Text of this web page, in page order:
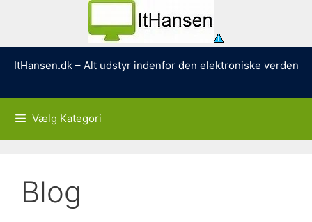
ItHansen.dk – Alt udstyr indenfor den elektroniske verden
Vælg Kategori
Blog